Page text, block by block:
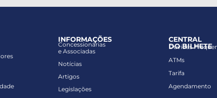
INFORMAÇÕES
Concessionárias
e Associadas
Notícias
Artigos
Legislações
CENTRAL
DO BILHETE
Dúvidas
ATMs
Tarifa
Agendamento